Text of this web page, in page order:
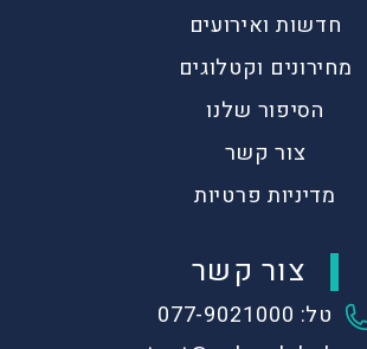
חדשות ואירועים
מחירונים וקטלוגים
הסיפור שלנו
צור קשר
מדיניות פרטיות
צור קשר
טל: 077-9021000